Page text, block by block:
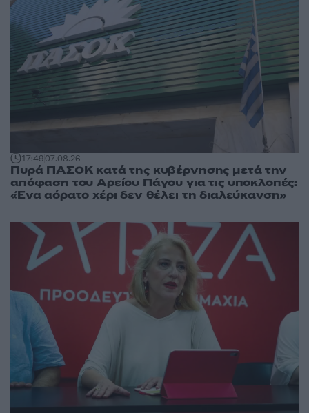
17:4907.08.26
Πυρά ΠΑΣΟΚ κατά της κυβέρνησης μετά την
απόφαση του Αρείου Πάγου για τις υποκλοπές:
«Ένα αόρατο χέρι δεν θέλει τη διαλεύκανση»